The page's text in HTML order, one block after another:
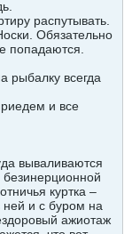
распутывать.
Обязательно
попадаются.
рыбалку всегда
и все
вываливаются
безинерционной
куртка –
и с буром на
ажиотаж